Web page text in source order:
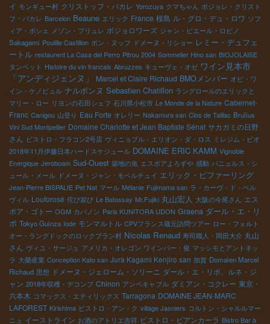
イ モンギュー村 クリストッフ・パカレ Yorozuya クマちゃん ボジョレ・クリスト
フ・パカレ Barcelon Beaune エリック France 桜島 ル・グロ・デュ・ロワ ソフ
ィア・ボシェ メゾン・ブリュレ ボジョロワーズ ジャン・ピエール・ロビノ
Sakagami Poulille Castillon ポン・ヌッフ ドメーヌ・リショー レミー・デュフェ
ートル restaurent La Casa del Perro Pitrou 2004 Sommelier Hino san BIOJOLAISE
タンペット Histoire du vin francais Abruzzes キューヴェ・オゼ ワイン見本市
「アンディジェンヌ」
Marcel et Claire Richaud BMOメンバー オビ・ワ
イン・ケノビュル ナルボンヌ Sebastien Chatillon ラングロールのエリックと
マリー・ロー リヨンの石田シェフ 石川県小松市 Le Monde de la Nature Cabernet-
Franc Canigou 山登り Eau Forte オレリー Nakamura san Clos de Taillac Brulius
Vini Sud Montpellier Domaine Charlotte et Jean Baptiste Sénat サカガミの日野
さん ビストロ・フラコン2号店 ヴィニョブル・エリオン・ダ・ロス ミレジム・ビオ
2018年11月伊藤日本ハードスケジュール DOMAINE ERIC KAMM Vignoble
Energique Jeroboam Sud-Ouest 築地の魚 エスポアよろずや 感動 バニュルス・シ
ュール・メール ドメーヌ・ジャン・モペルチュイ エリック・ピファーリング
Jean-Pierre BISPALIE Pet Nat マール Mélanie Fujimama san ラ・カーヴ・ド・ベル
ヴィル Louforosé 侘び寂び Le Batossay Mr.Fujiki 丸山宏人 大阪の今尾さん エス
ポア・ゴトー OGM カバノン Paris KUNITORA UDON Graena ダール・エ・リ
ボ Tokyo Guinza Iode モンマルトル CPVフランス蔵元訪問ツアー ロー・フォルト
オー・ラングドックのロックブラン村 Nicolas Renaud 寿司職人・岡田大介 丸山
さん ヴィユ・サージュ アメリカ・オレゴン ワインバー・俊 マッシモとアントネッ
ラ 大榮産業 Conception Kato san Jura Kagami Kenjiro san 加賀 Domaien Marcel
Richaud 思想 ドメーヌ・ジェローム・ソリーニ ダール・エ・リボ、ルネ・ジ
ャン 2018年収穫・デコンブ Chinon アンペキャブル ダミアン・コクレー 東京・
六本木 コマックス・エティリックス Tarragona DOMAINE JEAN-MARC
LAFOREST Kirishima ビストロ・アン・ク village Jasniers コルトン・シャルルマー
ニュ イーストライン お酒のアトリエ吉祥 ビストロ・ビアンカーラ Bistro Bar à